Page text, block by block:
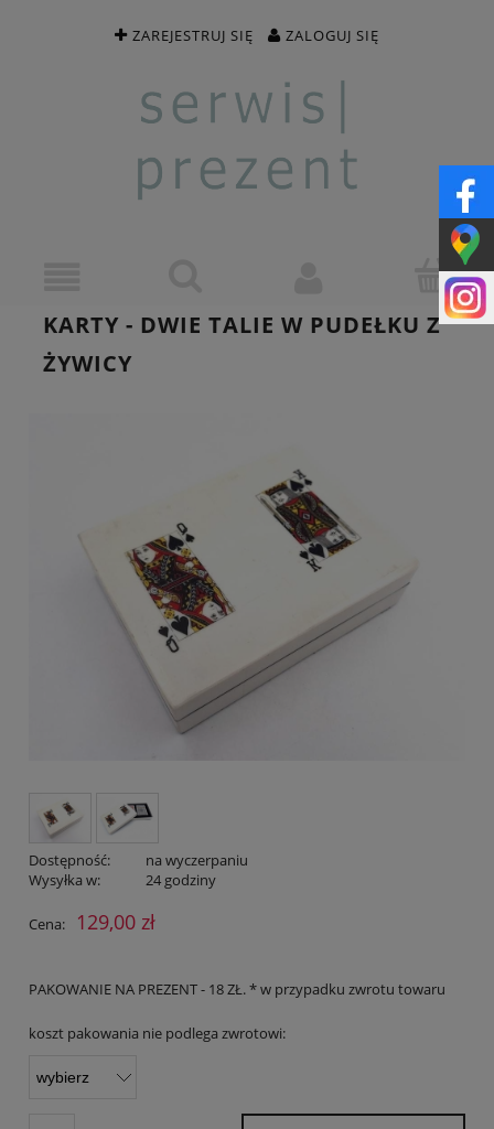
ZAREJESTRUJ SIĘ ZALOGUJ SIĘ
KARTY - DWIE TALIE W PUDEŁKU Z
ŻYWICY
Dostępność:
na wyczerpaniu
Wysyłka w:
24 godziny
Cena: 129,00 zł
PAKOWANIE NA PREZENT - 18 ZŁ. * w przypadku zwrotu towaru
koszt pakowania nie podlega zwrotowi: